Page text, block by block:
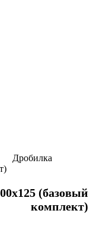
Дробилка
(базовый
комплект)